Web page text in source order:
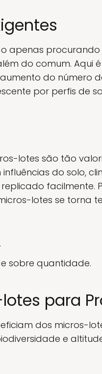
apenas
do comum. Aqui
do número
por perfis de
lotes são tão
do solo,
facilmente.
lotes se torna
sobre quantidade.
para
dos micros-
e